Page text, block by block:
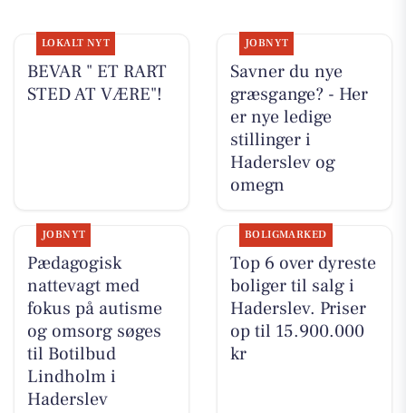
LOKALT NYT
BEVAR " ET RART
STED AT VÆRE"!
JOBNYT
Savner du nye
græsgange? - Her
er nye ledige
stillinger i
Haderslev og
omegn
JOBNYT
Pædagogisk
nattevagt med
fokus på autisme
og omsorg søges
til Botilbud
Lindholm i
Haderslev
BOLIGMARKED
Top 6 over dyreste
boliger til salg i
Haderslev. Priser
op til 15.900.000
kr